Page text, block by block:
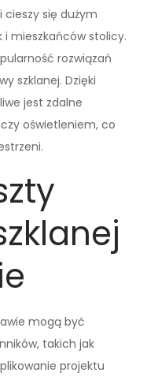
się dużym
i mieszkańców stolicy.
rozwiązań
szklanej. Dzięki
jest zdalne
oświetleniem, co
mogą być
takich jak
projektu